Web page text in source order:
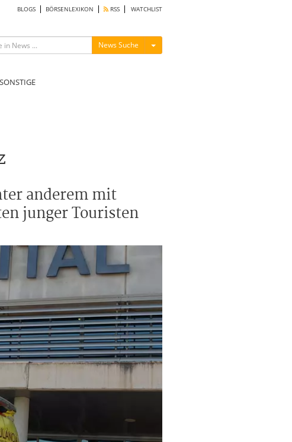
BLOGS BÖRSENLEXIKON RSS WATCHLIST
News Suche Menü ein-/ausblenden
SONSTIGE
anderem mit
junger Touristen